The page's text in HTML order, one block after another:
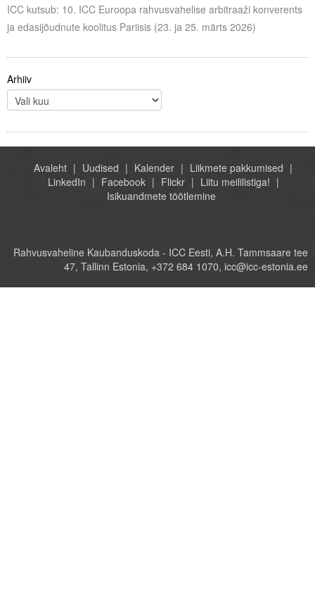
ICC kutsub: 10. ICC Euroopa rahvusvahelise arbitraaži konverents
ja edasijõudnute koolitus Pariisis (23. ja 25. märts 2026)
Arhiiv
Avaleht Uudised Kalender
Liikmete pakkumised
LinkedIn
Facebook Flickr
Liitu meililistiga!
Isikuandmete töötlemine
Rahvusvaheline Kaubanduskoda - ICC Eesti, A.H. Tammsaare tee
47, Tallinn Estonia, +372 684 1070, icc@icc-estonia.ee